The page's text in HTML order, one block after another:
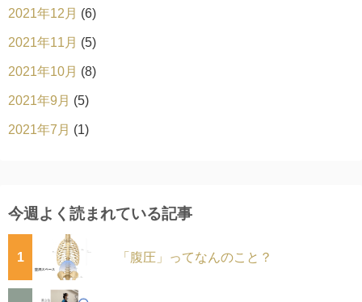
2021年12月 (6)
2021年11月 (5)
2021年10月 (8)
2021年9月 (5)
2021年7月 (1)
今週よく読まれている記事
1 「腹圧」ってなんのこと？